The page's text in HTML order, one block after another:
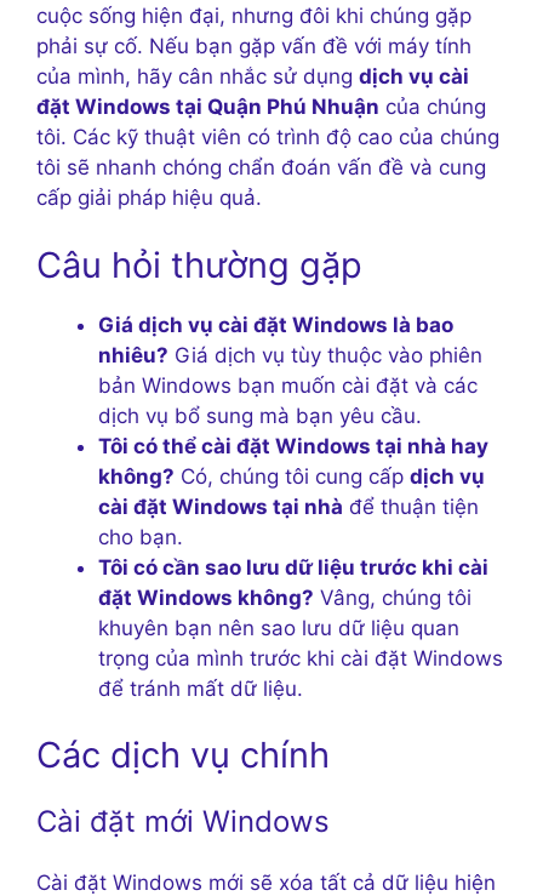
cuộc sống hiện đại, nhưng đôi khi chúng gặp
phải sự cố. Nếu bạn gặp vấn đề với máy tính
của mình, hãy cân nhắc sử dụng dịch vụ cài
đặt Windows tại Quận Phú Nhuận của chúng
tôi. Các kỹ thuật viên có trình độ cao của chúng
tôi sẽ nhanh chóng chẩn đoán vấn đề và cung
cấp giải pháp hiệu quả.
Câu hỏi thường gặp
Giá dịch vụ cài đặt Windows là bao
nhiêu? Giá dịch vụ tùy thuộc vào phiên
bản Windows bạn muốn cài đặt và các
dịch vụ bổ sung mà bạn yêu cầu.
Tôi có thể cài đặt Windows tại nhà hay
không? Có, chúng tôi cung cấp dịch vụ
cài đặt Windows tại nhà để thuận tiện
cho bạn.
Tôi có cần sao lưu dữ liệu trước khi cài
đặt Windows không? Vâng, chúng tôi
khuyên bạn nên sao lưu dữ liệu quan
trọng của mình trước khi cài đặt Windows
để tránh mất dữ liệu.
Các dịch vụ chính
Cài đặt mới Windows
Cài đặt Windows mới sẽ xóa tất cả dữ liệu hiện